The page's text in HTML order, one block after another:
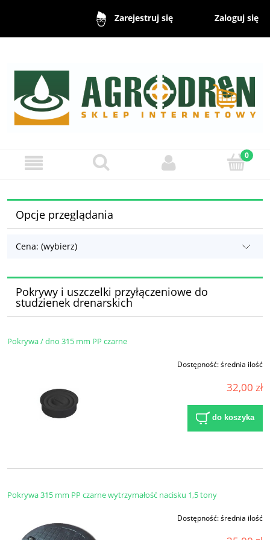
Zarejestruj się Zaloguj się
Opcje przeglądania
Cena: (wybierz)
Pokrywy i uszczelki przyłączeniowe do
studzienek drenarskich
Pokrywa / dno 315 mm PP czarne
Dostępność:średnia ilość
32,00 zł
do koszyka
Pokrywa 315 mm PP czarne wytrzymałość nacisku 1,5 tony
Dostępność:średnia ilość